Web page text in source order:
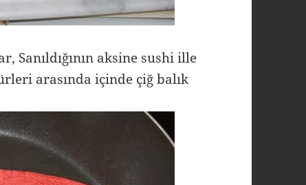
Sanıldığının aksine sushi ille
arasında içinde çiğ balık